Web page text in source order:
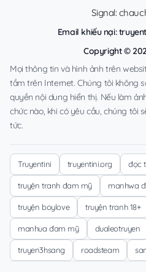
Signal:
Email khiếu nại:
Copyright ©
Mọi thông tin và hình ảnh trên
tầm trên Internet. Chúng tôi không
quyền nội dung hiển thị. Nếu làm
chức nào, khi có yêu cầu, chúng tôi
tức.
Truyentini truyentini.org đọc
truyện tranh đam mỹ manhwa
truyện boylove truyện tranh 18+
manhua đam mỹ dualeotruyen
truyen3hsang roadsteam